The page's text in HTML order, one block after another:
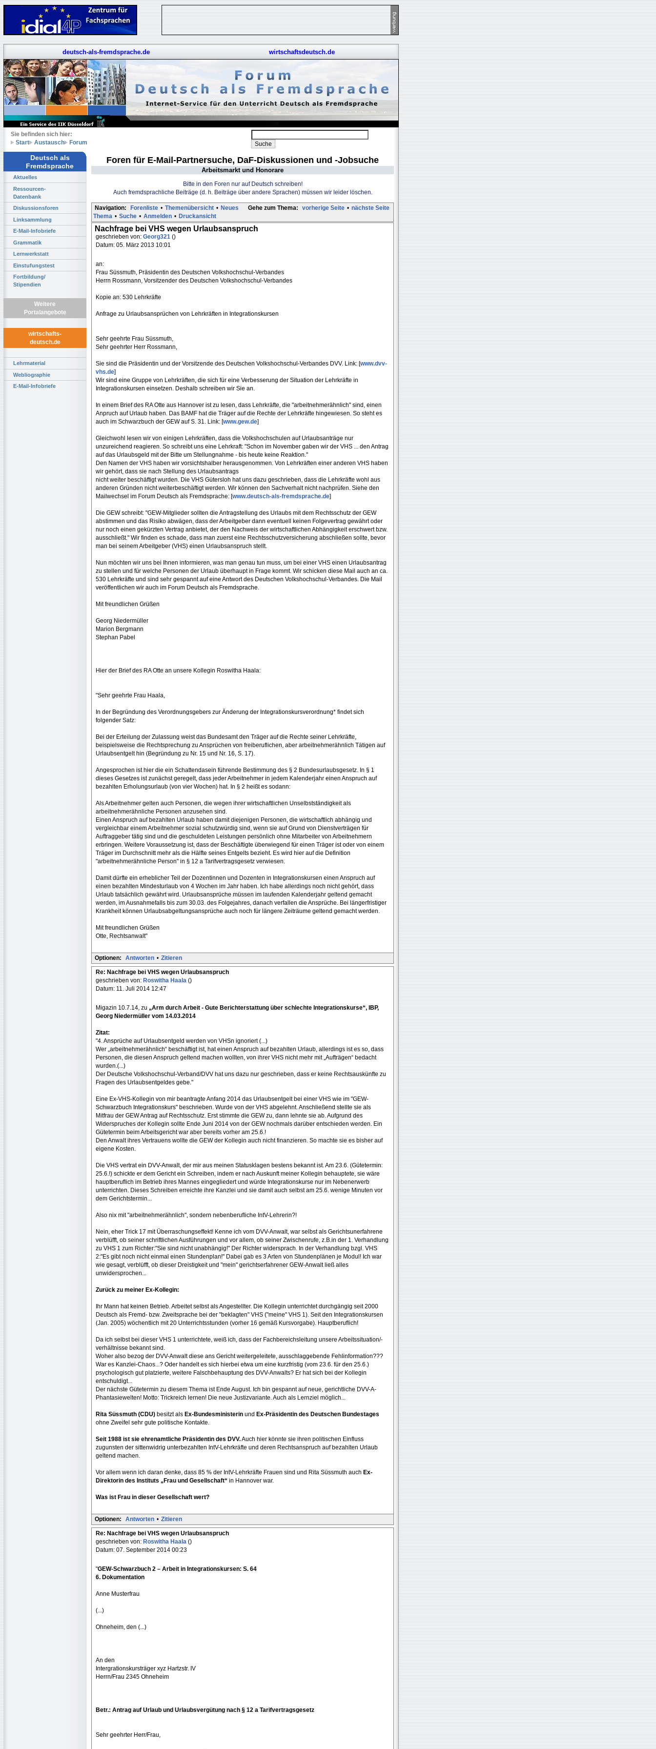
deutsch-als-fremdsprache.de wirtschaftsdeutsch.de
Sie befinden sich hier:
Start
Austausch Forum
Deutsch als
Fremdsprache
Aktuelles
Ressourcen-
Datenbank
Diskussionsforen
Linksammlung
E-Mail-Infobriefe
Grammatik
Lernwerkstatt
Einstufungstest
Fortbildung/
Stipendien
Weitere
Portalangebote
wirtschafts-
deutsch.de
Lehrmaterial
Webliographie
E-Mail-Infobriefe
Foren für E-Mail-Partnersuche, DaF-Diskussionen und -Jobsuche
Arbeitsmarkt und Honorare
Bitte in den Foren nur auf Deutsch schreiben!
Auch fremdsprachliche Beiträge (d. h. Beiträge über andere Sprachen) müssen wir leider löschen.
Gehe zum Thema: vorherige Seite • nächste Seite
Navigation: Forenliste • Themenübersicht • Neues
Thema • Suche • Anmelden • Druckansicht
Nachfrage bei VHS wegen Urlaubsanspruch
geschrieben von: Georg321 ()
Datum: 05. März 2013 10:01
an:
Frau Süssmuth, Präsidentin des Deutschen Volkshochschul-Verbandes
Herrn Rossmann, Vorsitzender des Deutschen Volkshochschul-Verbandes
Kopie an: 530 Lehrkräfte
Anfrage zu Urlaubsansprüchen von Lehrkräften in Integrationskursen
Sehr geehrte Frau Süssmuth,
Sehr geehrter Herr Rossmann,
Sie sind die Präsidentin und der Vorsitzende des Deutschen Volkshochschul-Verbandes DVV. Link: [www.dvv-
vhs.de]
Wir sind eine Gruppe von Lehrkräften, die sich für eine Verbesserung der Situation der Lehrkräfte in
Integrationskursen einsetzen. Deshalb schreiben wir Sie an.
In einem Brief des RA Otte aus Hannover ist zu lesen, dass Lehrkräfte, die "arbeitnehmerähnlich" sind, einen
Anpruch auf Urlaub haben. Das BAMF hat die Träger auf die Rechte der Lehrkräfte hingewiesen. So steht es
auch im Schwarzbuch der GEW auf S. 31. Link: [www.gew.de]
Gleichwohl lesen wir von einigen Lehrkräften, dass die Volkshochschulen auf Urlaubsanträge nur
unzureichend reagieren. So schreibt uns eine Lehrkraft: "Schon im November gaben wir der VHS ... den Antrag
auf das Urlaubsgeld mit der Bitte um Stellungnahme - bis heute keine Reaktion."
Den Namen der VHS haben wir vorsichtshalber herausgenommen. Von Lehrkräften einer anderen VHS haben
wir gehört, dass sie nach Stellung des Urlaubsantrags
nicht weiter beschäftigt wurden. Die VHS Gütersloh hat uns dazu geschrieben, dass die Lehrkräfte wohl aus
anderen Gründen nicht weiterbeschäftigt werden. Wir können den Sachverhalt nicht nachprüfen. Siehe den
Mailwechsel im Forum Deutsch als Fremdsprache: [www.deutsch-als-fremdsprache.de]
Die GEW schreibt: "GEW-Mitglieder sollten die Antragstellung des Urlaubs mit dem Rechtsschutz der GEW
abstimmen und das Risiko abwägen, dass der Arbeitgeber dann eventuell keinen Folgevertrag gewährt oder
nur noch einen gekürzten Vertrag anbietet, der den Nachweis der wirtschaftlichen Abhängigkeit erschwert bzw.
ausschließt." Wir finden es schade, dass man zuerst eine Rechtsschutzversicherung abschließen sollte, bevor
man bei seinem Arbeitgeber (VHS) einen Urlaubsanspruch stellt.
Nun möchten wir uns bei Ihnen informieren, was man genau tun muss, um bei einer VHS einen Urlaubsantrag
zu stellen und für welche Personen der Urlaub überhaupt in Frage kommt. Wir schicken diese Mail auch an ca.
530 Lehrkräfte und sind sehr gespannt auf eine Antwort des Deutschen Volkshochschul-Verbandes. Die Mail
veröffentlichen wir auch im Forum Deutsch als Fremdsprache.
Mit freundlichen Grüßen
Georg Niedermüller
Marion Bergmann
Stephan Pabel
Hier der Brief des RA Otte an unsere Kollegin Roswitha Haala:
"Sehr geehrte Frau Haala,
In der Begründung des Verordnungsgebers zur Änderung der Integrationskursverordnung* findet sich
folgender Satz:
Bei der Erteilung der Zulassung weist das Bundesamt den Träger auf die Rechte seiner Lehrkräfte,
beispielsweise die Rechtsprechung zu Ansprüchen von freiberuflichen, aber arbeitnehmerähnlich Tätigen auf
Urlaubsentgelt hin (Begründung zu Nr. 15 und Nr. 16, S. 17).
Angesprochen ist hier die ein Schattendasein führende Bestimmung des § 2 Bundesurlaubsgesetz. In § 1
dieses Gesetzes ist zunächst geregelt, dass jeder Arbeitnehmer in jedem Kalenderjahr einen Anspruch auf
bezahlten Erholungsurlaub (von vier Wochen) hat. In § 2 heißt es sodann:
Als Arbeitnehmer gelten auch Personen, die wegen ihrer wirtschaftlichen Unselbstständigkeit als
arbeitnehmerähnliche Personen anzusehen sind.
Einen Anspruch auf bezahlten Urlaub haben damit diejenigen Personen, die wirtschaftlich abhängig und
vergleichbar einem Arbeitnehmer sozial schutzwürdig sind, wenn sie auf Grund von Dienstverträgen für
Auftraggeber tätig sind und die geschuldeten Leistungen persönlich ohne Mitarbeiter von Arbeitnehmern
erbringen. Weitere Voraussetzung ist, dass der Beschäftigte überwiegend für einen Träger ist oder von einem
Träger im Durchschnitt mehr als die Hälfte seines Entgelts bezieht. Es wird hier auf die Definition
"arbeitnehmerähnliche Person" in § 12 a Tarifvertragsgesetz verwiesen.
Damit dürfte ein erheblicher Teil der Dozentinnen und Dozenten in Integrationskursen einen Anspruch auf
einen bezahlten Mindesturlaub von 4 Wochen im Jahr haben. Ich habe allerdings noch nicht gehört, dass
Urlaub tatsächlich gewährt wird. Urlaubsansprüche müssen im laufenden Kalenderjahr geltend gemacht
werden, im Ausnahmefalls bis zum 30.03. des Folgejahres, danach verfallen die Ansprüche. Bei längerfristiger
Krankheit können Urlaubsabgeltungsansprüche auch noch für längere Zeiträume geltend gemacht werden.
Mit freundlichen Grüßen
Otte, Rechtsanwalt"
Optionen: Antworten • Zitieren
Re: Nachfrage bei VHS wegen Urlaubsanspruch
geschrieben von: Roswitha Haala ()
Datum: 11. Juli 2014 12:47
Migazin 10.7.14, zu „Arm durch Arbeit - Gute Berichterstattung über schlechte Integrationskurse“, IBP,
Georg Niedermüller vom 14.03.2014
Zitat:
"4. Ansprüche auf Urlaubsentgeld werden von VHSn ignoriert (...)
Wer „arbeitnehmerähnlich“ beschäftigt ist, hat einen Anspruch auf bezahlten Urlaub, allerdings ist es so, dass
Personen, die diesen Anspruch geltend machen wollten, von ihrer VHS nicht mehr mit „Aufträgen“ bedacht
wurden.(...)
Der Deutsche Volkshochschul-Verband/DVV hat uns dazu nur geschrieben, dass er keine Rechtsauskünfte zu
Fragen des Urlaubsentgeldes gebe."
Eine Ex-VHS-Kollegin von mir beantragte Anfang 2014 das Urlaubsentgelt bei einer VHS wie im "GEW-
Schwarzbuch Integrationskurs" beschrieben. Wurde von der VHS abgelehnt. Anschließend stellte sie als
Mitfrau der GEW Antrag auf Rechtsschutz. Erst stimmte die GEW zu, dann lehnte sie ab. Aufgrund des
Widerspruches der Kollegin sollte Ende Juni 2014 von der GEW nochmals darüber entschieden werden. Ein
Gütetermin beim Arbeitsgericht war aber bereits vorher am 25.6.!
Den Anwalt ihres Vertrauens wollte die GEW der Kollegin auch nicht finanzieren. So machte sie es bisher auf
eigene Kosten.
Die VHS vertrat ein DVV-Anwalt, der mir aus meinen Statusklagen bestens bekannt ist. Am 23.6. (Gütetermin:
25.6.!) schickte er dem Gericht ein Schreiben, indem er nach Auskunft meiner Kollegin behauptete, sie wäre
hauptberuflich im Betrieb ihres Mannes eingegliedert und würde Integrationskurse nur im Nebenerwerb
unterrichten. Dieses Schreiben erreichte ihre Kanzlei und sie damit auch selbst am 25.6. wenige Minuten vor
dem Gerichtstermin...
Also nix mit "arbeitnehmerähnlich", sondern nebenberufliche IntV-Lehrerin?!
Nein, eher Trick 17 mit Überraschungseffekt! Kenne ich vom DVV-Anwalt, war selbst als Gerichtsunerfahrene
verblüfft, ob seiner schriftlichen Ausführungen und vor allem, ob seiner Zwischenrufe, z.B.in der 1. Verhandlung
zu VHS 1 zum Richter:"Sie sind nicht unabhängig!" Der Richter widersprach. In der Verhandlung bzgl. VHS
2:"Es gibt noch nicht einmal einen Stundenplan!" Dabei gab es 3 Arten von Stundenplänen je Modul! Ich war
wie gesagt, verblüfft, ob dieser Dreistigkeit und "mein" gerichtserfahrener GEW-Anwalt ließ alles
unwidersprochen...
Zurück zu meiner Ex-Kollegin:
Ihr Mann hat keinen Betrieb. Arbeitet selbst als Angestellter. Die Kollegin unterrichtet durchgängig seit 2000
Deutsch als Fremd- bzw. Zweitsprache bei der "beklagten" VHS ("meine" VHS 1). Seit den Integrationskursen
(Jan. 2005) wöchentlich mit 20 Unterrichtsstunden (vorher 16 gemäß Kursvorgabe). Hauptberuflich!
Da ich selbst bei dieser VHS 1 unterrichtete, weiß ich, dass der Fachbereichsleitung unsere Arbeitssituation/-
verhältnisse bekannt sind.
Woher also bezog der DVV-Anwalt diese ans Gericht weitergeleitete, ausschlaggebende Fehlinformation???
War es Kanzlei-Chaos...? Oder handelt es sich hierbei etwa um eine kurzfristig (vom 23.6. für den 25.6.)
psychologisch gut platzierte, weitere Falschbehauptung des DVV-Anwalts? Er hat sich bei der Kollegin
entschuldigt...
Der nächste Gütetermin zu diesem Thema ist Ende August. Ich bin gespannt auf neue, gerichtliche DVV-A-
Phantasiewelten! Motto: Trickreich lernen! Die neue Justizvariante. Auch als Lernziel möglich...
Rita Süssmuth (CDU) besitzt als Ex-Bundesministerin und Ex-Präsidentin des Deutschen Bundestages
ohne Zweifel sehr gute politische Kontakte.
Seit 1988 ist sie ehrenamtliche Präsidentin des DVV.Auch hier könnte sie ihren politischen Einfluss
zugunsten der sittenwidrig unterbezahlten IntV-Lehrkräfte und deren Rechtsanspruch auf bezahlten Urlaub
geltend machen.
Vor allem wenn ich daran denke, dass 85 % der IntV-Lehrkräfte Frauen sind und Rita Süssmuth auch Ex-
Direktorin des Instituts „Frau und Gesellschaft“ in Hannover war.
Was ist Frau in dieser Gesellschaft wert?
Optionen: Antworten • Zitieren
Re: Nachfrage bei VHS wegen Urlaubsanspruch
geschrieben von: Roswitha Haala ()
Datum: 07. September 2014 00:23
"GEW-Schwarzbuch 2 – Arbeit in Integrationskursen: S. 64
6. Dokumentation
Anne Musterfrau
(...)
Ohneheim, den (...)
An den
Intergrationskursträger xyz Hartzstr. IV
Herrn/Frau 2345 Ohneheim
Betr.: Antrag auf Urlaub und Urlaubsvergütung nach § 12 a Tarifvertragsgesetz
Sehr geehrter Herr/Frau,